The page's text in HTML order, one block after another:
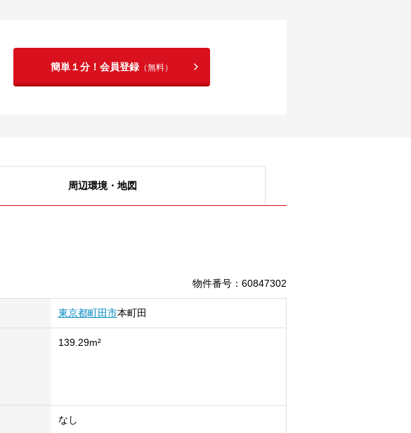
簡単１分！会員登録 （無料）
周辺環境・地図
物件番号 ： 60847302
東京都町田市本町田
139.29m²
なし